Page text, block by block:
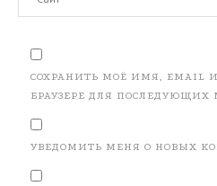
СОХРАНИТЬ МОЁ ИМЯ, EMAIL
БРАУЗЕРЕ ДЛЯ
УВЕДОМИТЬ МЕНЯ О НОВЫХ